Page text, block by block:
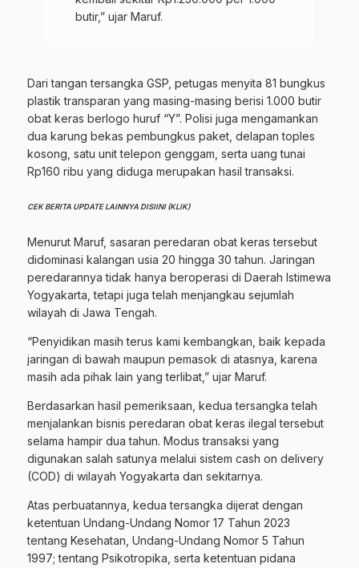
butir,” ujar Maruf.
Dari tangan tersangka GSP, petugas menyita 81 bungkus
plastik transparan yang masing-masing berisi 1.000 butir
obat keras berlogo huruf “Y”. Polisi juga mengamankan
dua karung bekas pembungkus paket, delapan toples
kosong, satu unit telepon genggam, serta uang tunai
Rp160 ribu yang diduga merupakan hasil transaksi.
CEK BERITA UPDATE LAINNYA DISIINI (KLIK)
Menurut Maruf, sasaran peredaran obat keras tersebut
didominasi kalangan usia 20 hingga 30 tahun. Jaringan
peredarannya tidak hanya beroperasi di Daerah Istimewa
Yogyakarta, tetapi juga telah menjangkau sejumlah
wilayah di Jawa Tengah.
“Penyidikan masih terus kami kembangkan, baik kepada
jaringan di bawah maupun pemasok di atasnya, karena
masih ada pihak lain yang terlibat,” ujar Maruf.
Berdasarkan hasil pemeriksaan, kedua tersangka telah
menjalankan bisnis peredaran obat keras ilegal tersebut
selama hampir dua tahun. Modus transaksi yang
digunakan salah satunya melalui sistem cash on delivery
(COD) di wilayah Yogyakarta dan sekitarnya.
Atas perbuatannya, kedua tersangka dijerat dengan
ketentuan Undang-Undang Nomor 17 Tahun 2023
tentang Kesehatan, Undang-Undang Nomor 5 Tahun
1997; tentang Psikotropika, serta ketentuan pidana